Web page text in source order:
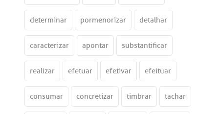
determinar pormenorizar detalhar
caracterizar apontar substantificar
realizar efetuar efetivar efeituar
consumar concretizar timbrar tachar